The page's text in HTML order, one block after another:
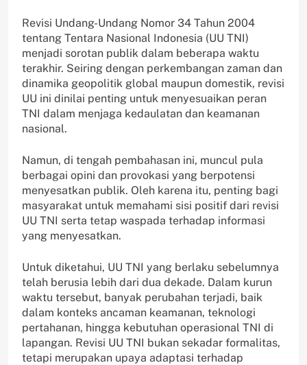
Revisi Undang-Undang Nomor 34 Tahun 2004
tentang Tentara Nasional Indonesia (UU TNI)
menjadi sorotan publik dalam beberapa waktu
terakhir. Seiring dengan perkembangan zaman dan
dinamika geopolitik global maupun domestik, revisi
UU ini dinilai penting untuk menyesuaikan peran
TNI dalam menjaga kedaulatan dan keamanan
nasional.
Namun, di tengah pembahasan ini, muncul pula
berbagai opini dan provokasi yang berpotensi
menyesatkan publik. Oleh karena itu, penting bagi
masyarakat untuk memahami sisi positif dari revisi
UU TNI serta tetap waspada terhadap informasi
yang menyesatkan.
Untuk diketahui, UU TNI yang berlaku sebelumnya
telah berusia lebih dari dua dekade. Dalam kurun
waktu tersebut, banyak perubahan terjadi, baik
dalam konteks ancaman keamanan, teknologi
pertahanan, hingga kebutuhan operasional TNI di
lapangan. Revisi UU TNI bukan sekadar formalitas,
tetapi merupakan upaya adaptasi terhadap